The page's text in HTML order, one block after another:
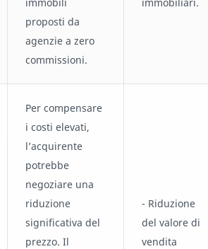
proposti da
agenzie a zero
commissioni.
Per compensare
i costi elevati,
l’acquirente
potrebbe
negoziare una
riduzione
significativa del
prezzo. Il
- Riduzione
del valore di
vendita